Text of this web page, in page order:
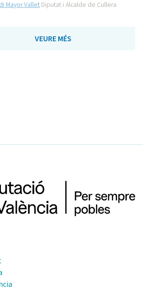
Mayor Vallet Diputat i Alcalde de Cullera
VEURE MÉS